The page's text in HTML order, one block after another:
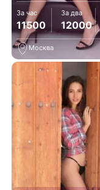
За час
11500
За два
12000
Москва